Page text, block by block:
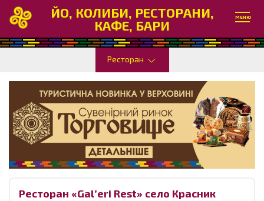
ЙО, КОЛИБИ, РЕСТОРАНИ,
КАФЕ, БАРИ
МЕНЮ
Ресторан
Ресторан «Gal’eri Rest» село Красник